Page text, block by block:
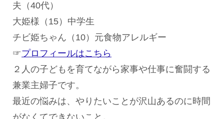
夫（40代）
大姫様（15）中学生
チビ姫ちゃん（10）元食物アレルギー
☞プロフィールはこちら
２人の子どもを育てながら家事や仕事に奮闘する
兼業主婦子です。
最近の悩みは、やりたいことが沢山あるのに時間